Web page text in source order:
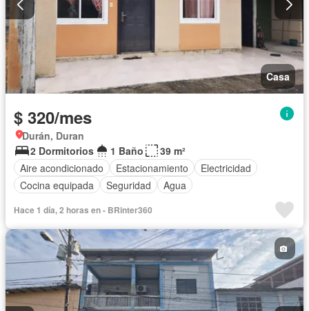
Casa
$ 320/mes
Durán, Duran
2 Dormitorios
1 Baño
39 m²
Aire acondicionado
Estacionamiento
Electricidad
Cocina equipada
Seguridad Agua
Hace 1 día, 2 horas en - BRinter360